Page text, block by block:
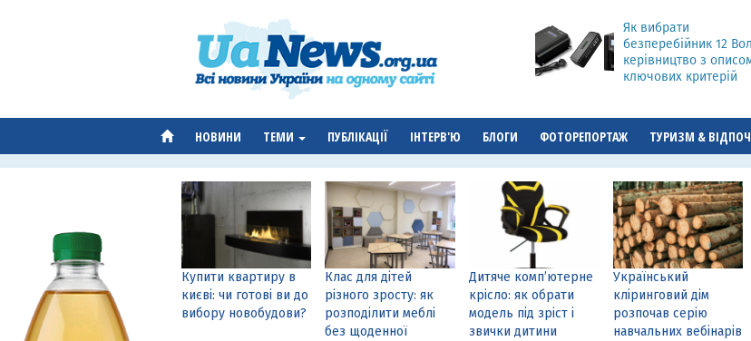
Як вибрати
безперебійник 12
керівництво з
ключових критерій
НОВИНИ ТЕМИ ПУБЛІКАЦІЇ ІНТЕРВ'Ю БЛОГИ ФОТОРЕПОРТАЖ ТУРИЗМ &
Купити квартиру в
києві: чи готові ви до
вибору новобудови?
Клас для дітей
різного зросту: як
розподілити меблі
без щоденної
Дитяче комп’ютерне
крісло: як обрати
модель під зріст і
звички дитини
Український
кліринговий дім
розпочав серію
навчальних вебінарів